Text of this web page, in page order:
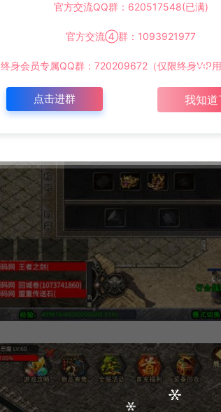
官方交流QQ群：620517548(已满)
官方交流④群：1093921977
终身会员专属QQ群：720209672（仅限终身VIP用
点击进群 我知道